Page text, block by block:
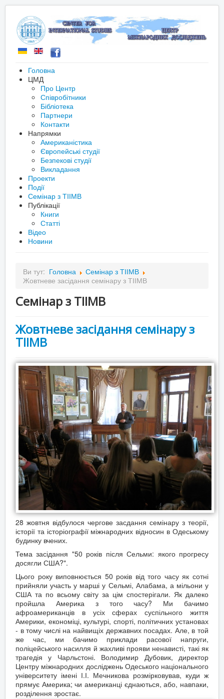
Головна
ЦМД
Про Центр
Співробітники
Бібліотека
Партнери
Контакти
Напрямки
Американістика
Європейські студії
Безпекові студії
Викладання
Проекти
Події
Семінар з ТІІМВ
Публікації
Книги
Статті
Відео
Новини
Ви тут: Головна
Семінар з ТІІМВ
Жовтневе засідання семінару з ТІІМВ
Семінар з ТІІМВ
Жовтневе засідання семінару з
ТІІМВ
28 жовтня відбулося чергове засдання семінару з теорії,
історії та історіографії міжнародних відносин в Одеському
будинку вчених.
Тема засідання "50 років після Сельми: якого прогресу
досягли США?".
Цього року виповнюється 50 років від того часу як сотні
прийняли участь у марші у Сельмі, Алабама, а мільони у
США та по всьому світу за цім спостерігали. Як далеко
пройшла Америка з того часу? Ми бачимо
афроамериканців в усіх сферах суспільного життя
Америки, економіці, культурі, спорті, політичних установах
- в тому числі на найвищіх державних посадах. Але, в той
же час, ми бачимо приклади расової напруги,
поліцейського насилля й жахливі прояви ненависті, такі як
трагедія у Чарльстоні. Володимир Дубовик, директор
Центру міжнародних досліджень Одеського національного
університету імені І.І. Мечникова розмірковував, куди ж
прямує Америка; чи американці єднаються, або, навпаки,
розділення зростає.